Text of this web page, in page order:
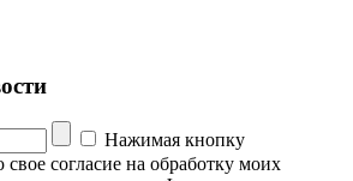
Нажимая кнопку
согласие на обработку моих